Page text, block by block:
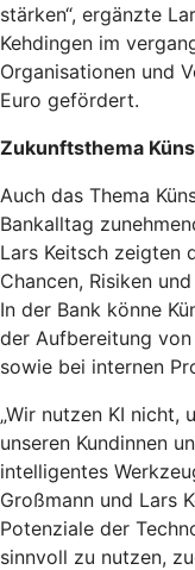
stärken“, ergänzte
Kehdingen im
Organisationen und
Euro gefördert.
Zukunftsthema
Auch das Thema
Bankalltag
Lars Keitsch zeigten
Chancen, Risiken
In der Bank könne
der Aufbereitung von
sowie bei internen
„Wir nutzen KI nicht,
unseren Kundinnen
intelligentes
Großmann und Lars
Potenziale der
sinnvoll zu nutzen,